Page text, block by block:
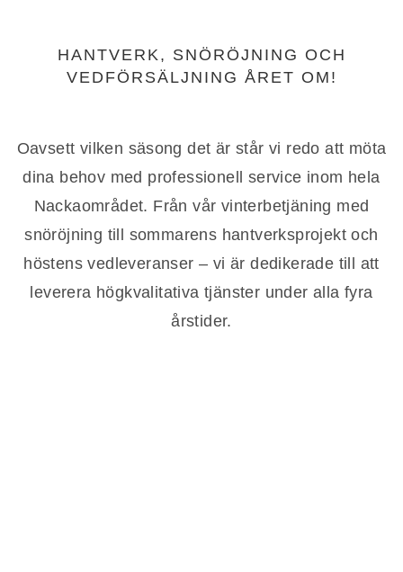
HANTVERK, SNÖRÖJNING OCH
VEDFÖRSÄLJNING ÅRET OM!
Oavsett vilken säsong det är står vi redo att möta
dina behov med professionell service inom hela
Nackaområdet. Från vår vinterbetjäning med
snöröjning till sommarens hantverksprojekt och
höstens vedleveranser – vi är dedikerade till att
leverera högkvalitativa tjänster under alla fyra
årstider.